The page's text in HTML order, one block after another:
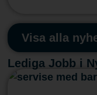
Visa alla
Lediga Jobb i